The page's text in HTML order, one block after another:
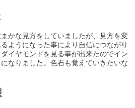
かな見方をしていましたが、見方を変
ようになった事により自信につながり
イヤモンドを見る事が出来たのでイン
なりました。色石も覚えていきたいな